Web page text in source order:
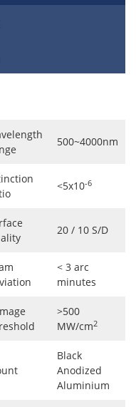
500~4000nm
<5x10-6
20 / 10 S/D
< 3 arc
minutes
>500
MW/cm2
Black
Anodized
Aluminium